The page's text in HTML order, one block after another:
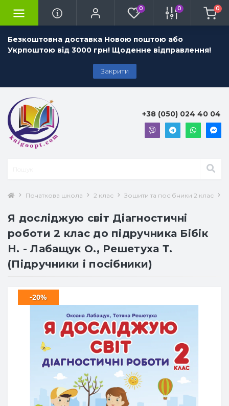
Безкоштовна доставка Новою поштою або
Укрпоштою від 3000 грн! Щоденне відправлення!
Закрити
0 0 0
+38 (050) 024 40 04
Початкова школа 2 клас Зошити та посібники 2 клас
Я досліджую світ Діагностичні
роботи 2 клас до підручника Бібік
Н. - Лабащук О., Решетуха Т.
(Підручники і посібники)
-20%